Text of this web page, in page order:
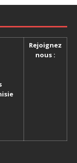
Rejoignez
nous :